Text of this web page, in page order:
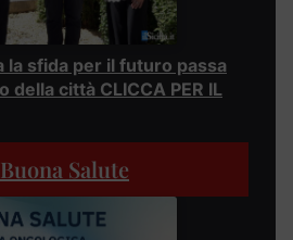
la sfida per il futuro passa
della città CLICCA PER IL
Salute